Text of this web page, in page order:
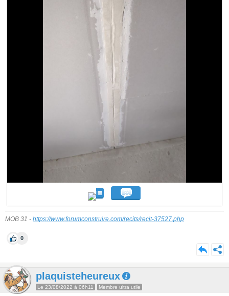
MOB 31 - https://www.forumconstruire.com/recits/recit-37527.php
0
plaquisteheureux
Le 23/08/2022 à 06h11 Membre ultra utile